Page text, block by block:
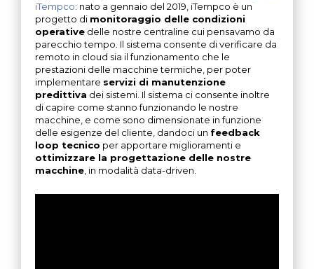
iTempco: nato a gennaio del 2019, iTempco è un
progetto di monitoraggio delle condizioni
operative delle nostre centraline cui pensavamo da
parecchio tempo. Il sistema consente di verificare da
remoto in cloud sia il funzionamento che le
prestazioni delle macchine termiche, per poter
implementare servizi di manutenzione
predittiva dei sistemi. Il sistema ci consente inoltre
di capire come stanno funzionando le nostre
macchine, e come sono dimensionate in funzione
delle esigenze del cliente, dandoci un feedback
loop tecnico per apportare miglioramenti e
ottimizzare la progettazione delle nostre
macchine , in modalità data-driven.